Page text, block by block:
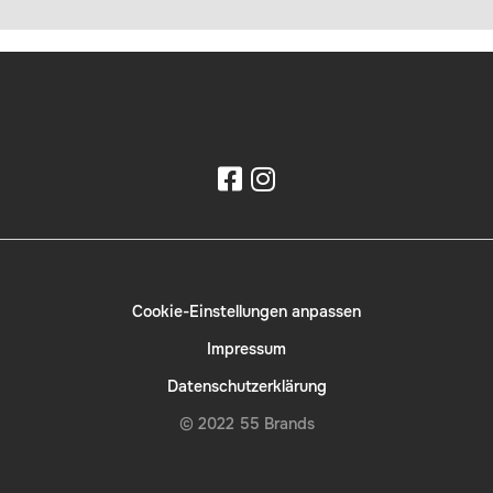
© 2022 55 Brands
Cookie-Einstellungen anpassen
Impressum
Datenschutzerklärung